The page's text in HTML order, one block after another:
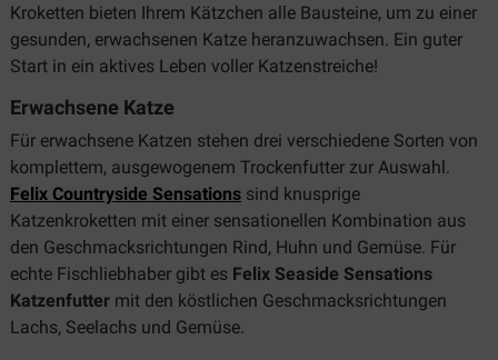
Kroketten bieten Ihrem Kätzchen alle Bausteine, um zu einer
gesunden, erwachsenen Katze heranzuwachsen. Ein guter
Start in ein aktives Leben voller Katzenstreiche!
Erwachsene Katze
Für erwachsene Katzen stehen drei verschiedene Sorten von
komplettem, ausgewogenem Trockenfutter zur Auswahl.
Felix Countryside Sensations sind knusprige
Katzenkroketten mit einer sensationellen Kombination aus
den Geschmacksrichtungen Rind, Huhn und Gemüse. Für
echte Fischliebhaber gibt es Felix Seaside Sensations
Katzenfutter mit den köstlichen Geschmacksrichtungen
Lachs, Seelachs und Gemüse.